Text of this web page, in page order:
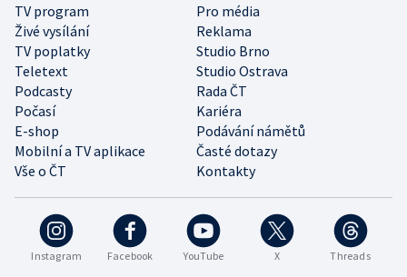
Instagram Facebook YouTube X Threads
TV program
Pro média
Živé vysílání
Reklama
TV poplatky
Studio Brno
Teletext
Studio Ostrava
Podcasty
Rada ČT
Počasí
Kariéra
E-shop
Podávání námětů
Mobilní a TV aplikace
Časté dotazy
Vše o ČT
Kontakty